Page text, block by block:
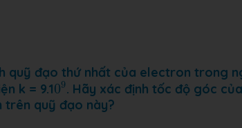
quỹ đạo thứ nhất của electron trong
k = 9.109
09. Hãy xác định tốc độ góc
trên quỹ đạo này?